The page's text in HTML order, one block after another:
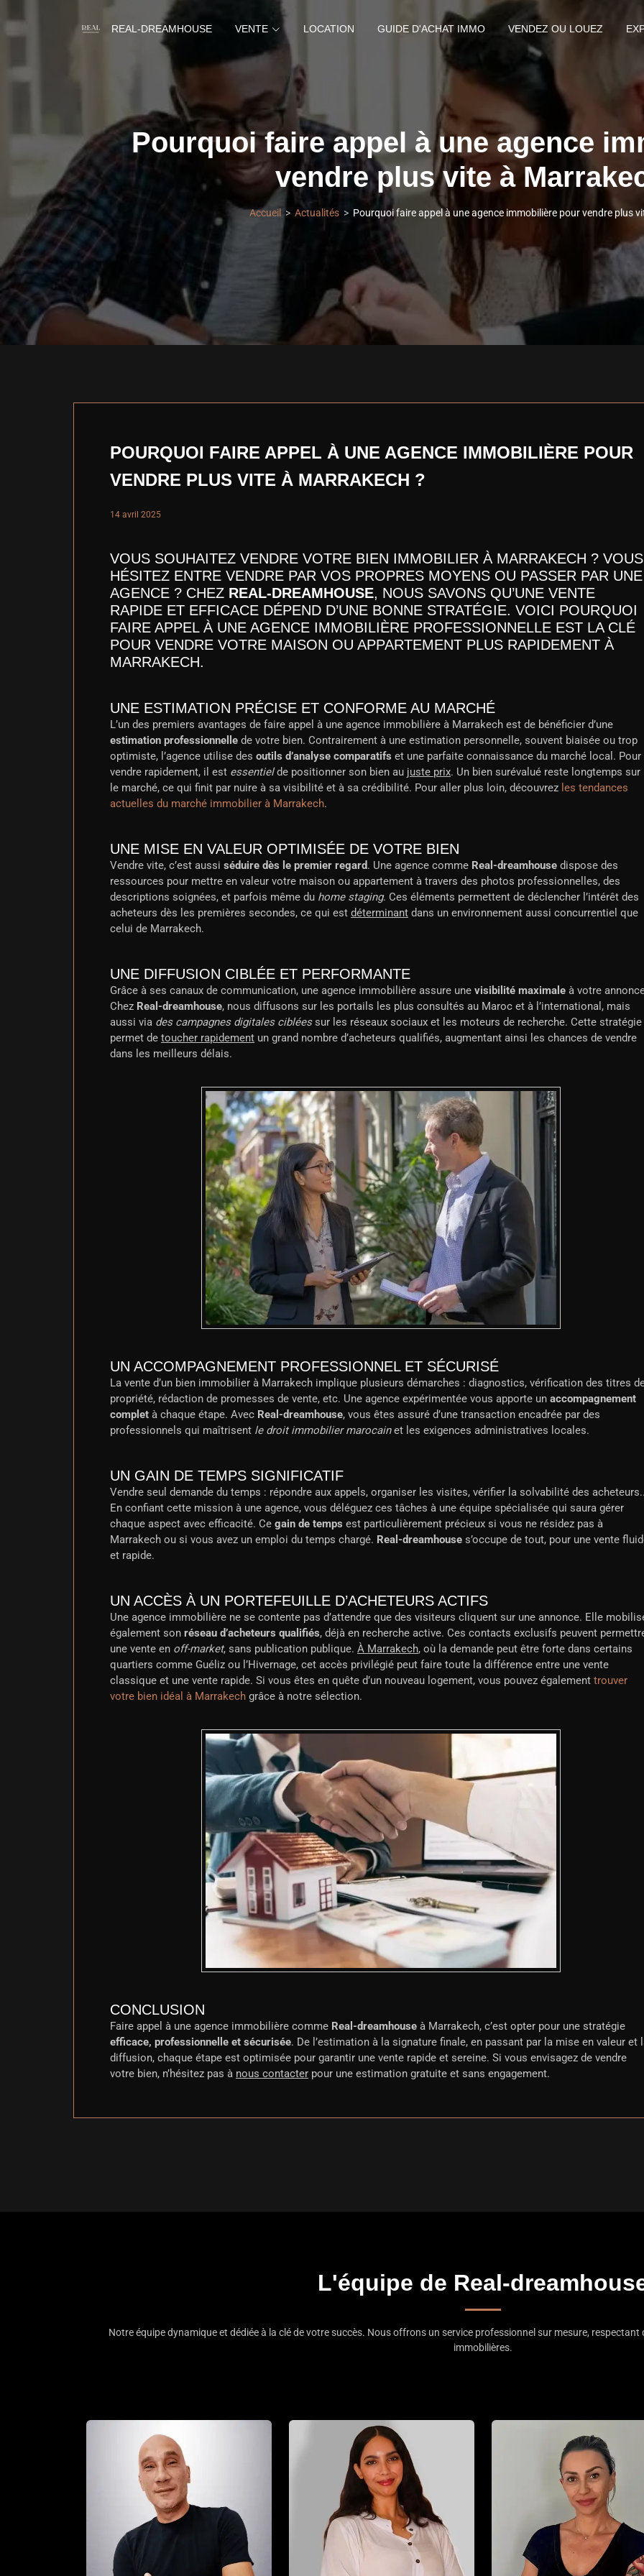
REAL-DREAMHOUSE VENTE LOCATION GUIDE D'ACHAT IMMO VENDEZ OU LOUEZ
Pourquoi faire appel à une agence
vendre plus vite à
Accueil Actualités Pourquoi faire appel à une agence immobilière pour vendre plus
POURQUOI FAIRE APPEL À UNE AGENCE IMMOBILIÈRE POUR
VENDRE PLUS VITE À MARRAKECH ?
14 avril 2025
VOUS SOUHAITEZ VENDRE VOTRE BIEN IMMOBILIER À MARRAKECH ? VOUS
HÉSITEZ ENTRE VENDRE PAR VOS PROPRES MOYENS OU PASSER PAR UNE
AGENCE ? CHEZ REAL-DREAMHOUSE, NOUS SAVONS QU’UNE VENTE
RAPIDE ET EFFICACE DÉPEND D’UNE BONNE STRATÉGIE. VOICI POURQUOI
FAIRE APPEL À UNE AGENCE IMMOBILIÈRE PROFESSIONNELLE EST LA CLÉ
POUR VENDRE VOTRE MAISON OU APPARTEMENT PLUS RAPIDEMENT À
MARRAKECH.
UNE ESTIMATION PRÉCISE ET CONFORME AU MARCHÉ
L’un des premiers avantages de faire appel à une agence immobilière à Marrakech est de bénéficier d’une
estimation professionnelle de votre bien. Contrairement à une estimation personnelle, souvent biaisée ou trop
optimiste, l’agence utilise des outils d’analyse comparatifs et une parfaite connaissance du marché local. Pour
vendre rapidement, il est essentielde positionner son bien au juste prix. Un bien surévalué reste longtemps sur
le marché, ce qui finit par nuire à sa visibilité et à sa crédibilité. Pour aller plus loin, découvrez les tendances
actuelles du marché immobilier à Marrakech.
UNE MISE EN VALEUR OPTIMISÉE DE VOTRE BIEN
Vendre vite, c’est aussi séduire dès le premier regard. Une agence comme Real-dreamhouse dispose des
ressources pour mettre en valeur votre maison ou appartement à travers des photos professionnelles, des
descriptions soignées, et parfois même du home staging. Ces éléments permettent de déclencher l’intérêt des
acheteurs dès les premières secondes, ce qui est déterminant dans un environnement aussi concurrentiel que
celui de Marrakech.
UNE DIFFUSION CIBLÉE ET PERFORMANTE
Grâce à ses canaux de communication, une agence immobilière assure une visibilité maximale à votre
Chez Real-dreamhouse, nous diffusons sur les portails les plus consultés au Maroc et à l’international, mais
aussi via des campagnes digitales cibléessur les réseaux sociaux et les moteurs de recherche. Cette stratégie
permet de toucher rapidement un grand nombre d’acheteurs qualifiés, augmentant ainsi les chances de vendre
dans les meilleurs délais.
UN ACCOMPAGNEMENT PROFESSIONNEL ET SÉCURISÉ
La vente d’un bien immobilier à Marrakech implique plusieurs démarches : diagnostics, vérification des titres
propriété, rédaction de promesses de vente, etc. Une agence expérimentée vous apporte un accompagnement
complet à chaque étape. Avec Real-dreamhouse, vous êtes assuré d’une transaction encadrée par des
professionnels qui maîtrisent le droit immobilier marocainet les exigences administratives locales.
UN GAIN DE TEMPS SIGNIFICATIF
Vendre seul demande du temps : répondre aux appels, organiser les visites, vérifier la solvabilité des
En confiant cette mission à une agence, vous déléguez ces tâches à une équipe spécialisée qui saura gérer
chaque aspect avec efficacité. Ce gain de temps est particulièrement précieux si vous ne résidez pas à
Marrakech ou si vous avez un emploi du temps chargé. Real-dreamhouse s’occupe de tout, pour une vente
et rapide.
UN ACCÈS À UN PORTEFEUILLE D’ACHETEURS ACTIFS
Une agence immobilière ne se contente pas d’attendre que des visiteurs cliquent sur une annonce. Elle
également son réseau d’acheteurs qualifiés, déjà en recherche active. Ces contacts exclusifs peuvent
une vente en off-market, sans publication publique. À Marrakech, où la demande peut être forte dans certains
quartiers comme Guéliz ou l’Hivernage, cet accès privilégié peut faire toute la différence entre une vente
classique et une vente rapide. Si vous êtes en quête d’un nouveau logement, vous pouvez également trouver
votre bien idéal à Marrakech grâce à notre sélection.
CONCLUSION
Faire appel à une agence immobilière comme Real-dreamhouse à Marrakech, c’est opter pour une stratégie
efficace, professionnelle et sécurisée. De l’estimation à la signature finale, en passant par la mise en valeur et
diffusion, chaque étape est optimisée pour garantir une vente rapide et sereine. Si vous envisagez de vendre
votre bien, n’hésitez pas à nous contacter pour une estimation gratuite et sans engagement.
L'équipe de Real-
Notre équipe dynamique et dédiée à la clé de votre succès. Nous offrons un service professionnel sur mesure,
immobilières.